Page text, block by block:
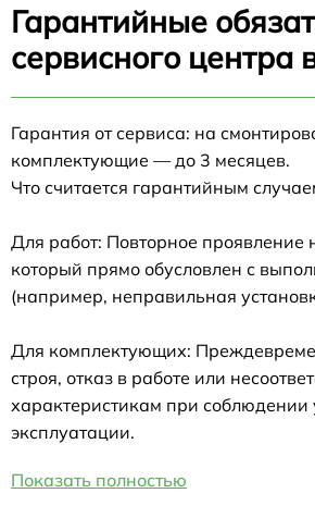
Гарантийные
сервисного центра
Гарантия от сервиса: на
комплектующие — до 3 месяцев.
Что считается гарантийным
Для работ: Повторное проявление
который прямо обусловлен с
(например, неправильная
Для комплектующих:
строя, отказ в работе или
характеристикам при соблюдении
эксплуатации.
Показать полностью